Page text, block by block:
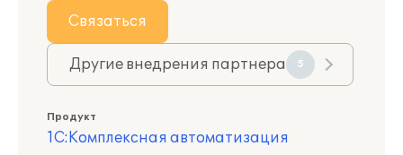
Связаться
Другие внедрения партнера 5
Продукт
1С:Комплексная автоматизация